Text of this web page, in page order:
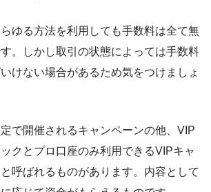
ゆる方法を利用しても手数料は全て無
。しかし取引の状態によっては手数料
けない場合があるため気をつけましょ
で開催されるキャンペーンの他、VIP
クとプロ口座のみ利用できるVIPキャ
呼ばれるものがあります。内容として